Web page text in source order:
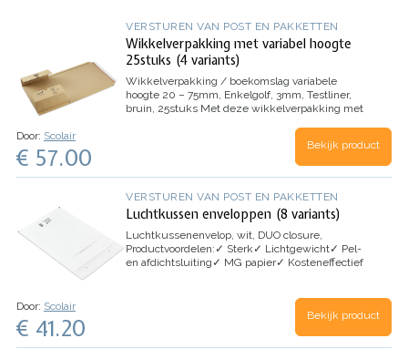
VERSTUREN VAN POST EN PAKKETTEN
Wikkelverpakking met variabel hoogte
25stuks (4 variants)
Wikkelverpakking / boekomslag variabele
hoogte 20 – 75mm, Enkelgolf, 3mm, Testliner,
bruin, 25stuks Met deze wikkelverpakking met
gemakkelijk verzenden dankzij de zelfklevende
sluiting en scheurstrip. Het is een ideale
oplossing voor een groot aantal formaten.
Productvoordelen:– Rondom randbescherming–
100% recycleerbaar Toepassingen: Boeken,
catalogi, brochures etc.
Door: Scolair
€ 57.00 Bekijk product
VERSTUREN VAN POST EN PAKKETTEN
Luchtkussen enveloppen (8 variants)
Luchtkussenenvelop, wit, DUO closure,
Productvoordelen: ✓ Sterk✓ Lichtgewicht✓ Pel-
en afdichtsluiting ✓ MG papier✓ Kosteneffectief
Door: Scolair
€ 41.20 Bekijk product